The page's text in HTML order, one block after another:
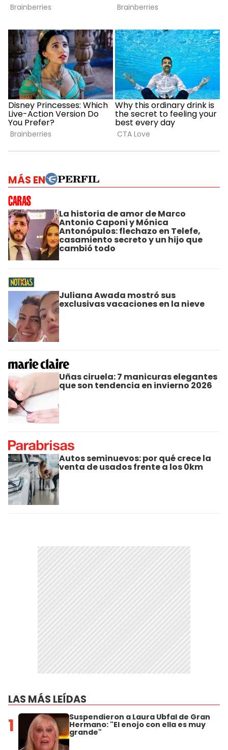
MÁS EN
La historia de amor de Marco
Antonio Caponi y Mónica
Antonópulos: flechazo en Telefe,
casamiento secreto y un hijo que
cambió todo
Juliana Awada mostró sus
exclusivas vacaciones en la nieve
Uñas ciruela: 7 manicuras elegantes
que son tendencia en invierno 2026
Autos seminuevos: por qué crece la
venta de usados frente a los 0km
LAS MÁS LEÍDAS
1 Suspendieron a Laura Ubfal de Gran
Hermano: "El enojo con ella es muy
grande"